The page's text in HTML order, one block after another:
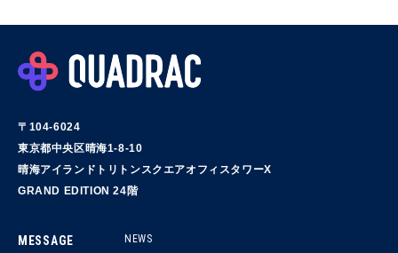
〒104-6024
東京都中央区晴海1-8-10
晴海アイランドトリトンスクエアオフィスタワーX
GRAND EDITION 24階
MESSAGE
NEWS